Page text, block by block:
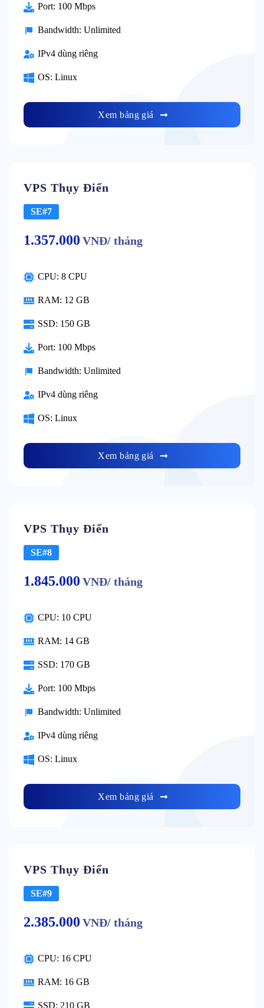
Port: 100 Mbps
Bandwidth: Unlimited
IPv4 dùng riêng
OS: Linux
Xem bảng giá
VPS Thụy Điển
SE#7
1.357.000 VNĐ/ tháng
CPU: 8 CPU
RAM: 12 GB
SSD: 150 GB
Port: 100 Mbps
Bandwidth: Unlimited
IPv4 dùng riêng
OS: Linux
Xem bảng giá
VPS Thụy Điển
SE#8
1.845.000 VNĐ/ tháng
CPU: 10 CPU
RAM: 14 GB
SSD: 170 GB
Port: 100 Mbps
Bandwidth: Unlimited
IPv4 dùng riêng
OS: Linux
Xem bảng giá
VPS Thụy Điển
SE#9
2.385.000 VNĐ/ tháng
CPU: 16 CPU
RAM: 16 GB
SSD: 210 GB